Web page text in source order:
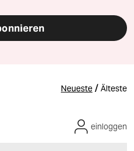
Neueste / Älteste
einloggen